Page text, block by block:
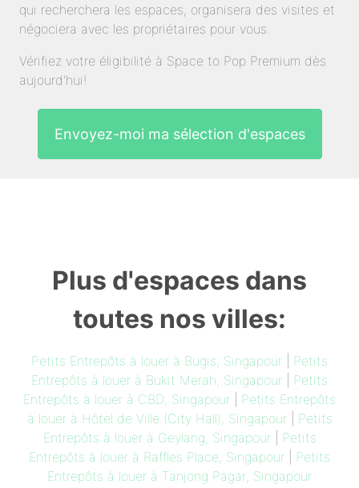
qui recherchera les espaces, organisera des visites et
négociera avec les propriétaires pour vous.
Vérifiez votre éligibilité à Space to Pop Premium dès
aujourd'hui!
Envoyez-moi ma sélection d'espaces
Plus d'espaces dans
toutes nos villes:
Petits Entrepôts à louer à Bugis, Singapour
Petits
Entrepôts à louer à Bukit Merah, Singapour
Petits
Entrepôts à louer à CBD, Singapour
Petits Entrepôts
à louer à Hôtel de Ville (City Hall), Singapour| Petits
Entrepôts à louer à Geylang, Singapour| Petits
Entrepôts à louer à Raffles Place, Singapour
Petits
Entrepôts à louer à Tanjong Pagar, Singapour